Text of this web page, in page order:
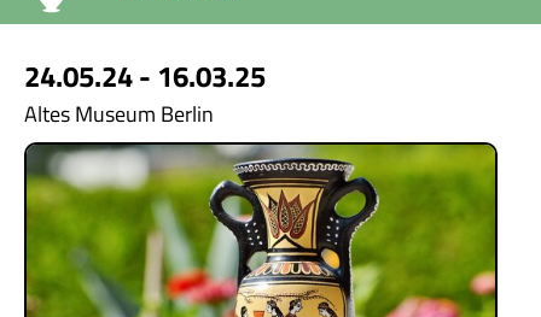
24.05.24 - 16.03.25
Altes Museum Berlin